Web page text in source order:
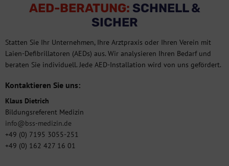
AED-BERATUNG: SCHNELL &
SICHER
Statten Sie Ihr Unternehmen, Ihre Arztpraxis oder Ihren Verein mit
Laien-Defibrillatoren (AEDs) aus. Wir analysieren Ihren Bedarf und
beraten Sie individuell. Jede AED-Installation wird von uns gefördert.
Kontaktieren Sie uns:
Klaus Dietrich
Bildungsreferent Medizin
info@bss-medizin.de
+49 (0) 7195 3055-251
+49 (0) 162 427 16 01